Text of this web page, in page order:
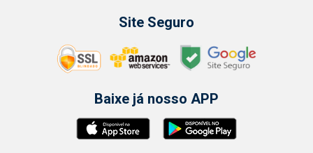
Site Seguro
Baixe já nosso APP